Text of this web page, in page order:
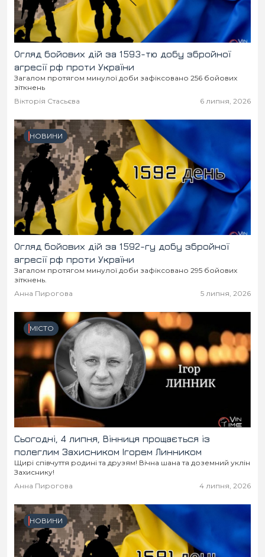
Огляд бойових дій за 1593-тю добу збройної
агресії рф проти України
Загалом протягом минулої доби зафіксовано 256 бойових
зіткнень
Вікторія Стасьєва
6 липня, 2026
НОВИНИ
Огляд бойових дій за 1592-гу добу збройної
агресії рф проти України
Загалом протягом минулої доби зафіксовано 295 бойових
зіткнень.
Анна Пирогова
5 липня, 2026
МІСТО
Сьогодні, 4 липня, Вінниця прощається із
полеглим Захисником Ігорем Линником
Щирі співчуття родині та друзям! Вічна шана та доземний уклін
Захиснику!
Анна Пирогова
4 липня, 2026
НОВИНИ